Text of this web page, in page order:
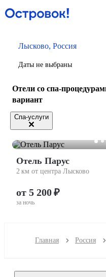
Лысково, Россия
Даты не выбраны
Отели со спа-
вариант
Спа-услуги
Отель Парус
2 км от центра Лысково
от 5 200 ₽
за ночь
Главная Россия